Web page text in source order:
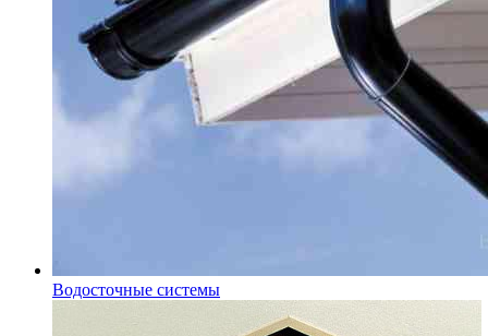
Водосточные системы